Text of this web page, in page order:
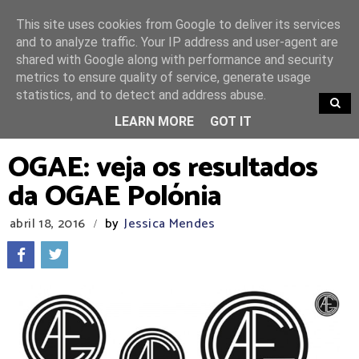
TRENDING
OGAE: veja os resultados
da OGAE Polónia
abril 18, 2016 / by Jessica Mendes
This site uses cookies from Google to deliver its services
and to analyze traffic. Your IP address and user-agent are
shared with Google along with performance and security
metrics to ensure quality of service, generate usage
statistics, and to detect and address abuse.
LEARN MORE
GOT IT